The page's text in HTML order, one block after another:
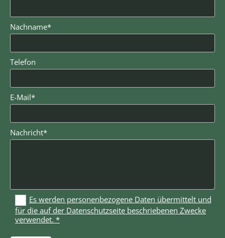
Nachname*
Telefon
E-Mail*
Nachricht*
Es werden personenbezogene Daten übermittelt und
für die auf der Datenschutzseite beschriebenen Zwecke
verwendet. *